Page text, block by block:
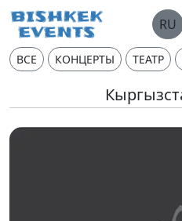
RU
ВСЕ КОНЦЕРТЫ ТЕАТР